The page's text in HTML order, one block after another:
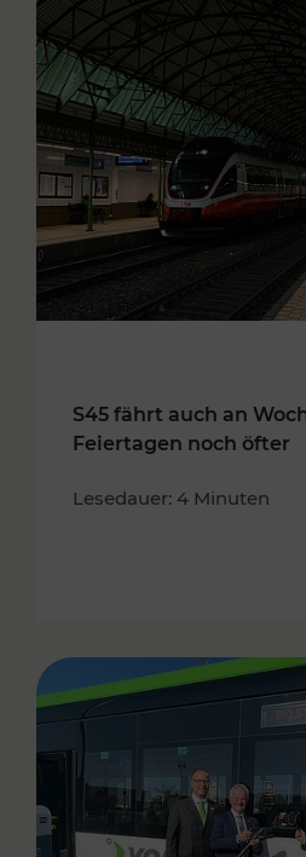
S45 fährt auch an
Feiertagen noch öfter
Lesedauer: 4 Minuten